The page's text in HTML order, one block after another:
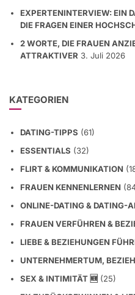
EXPERTENINTERVIEW: EIN
DIE FRAGEN EINER
2 WORTE, DIE FRAUEN
ATTRAKTIVER 3. Juli 2026
KATEGORIEN
DATING-TIPPS (61)
ESSENTIALS (32)
FLIRT & KOMMUNIKATION
FRAUEN KENNENLERNEN
ONLINE-DATING & DATING-
FRAUEN VERFÜHREN &
LIEBE & BEZIEHUNGEN
UNTERNEHMERTUM,
SEX & INTIMITÄT 🆕 (25)